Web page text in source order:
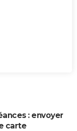
: envoyer
carte